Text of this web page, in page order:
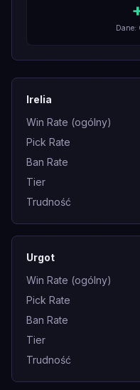
Dane:
Irelia
Win Rate (ogólny)
Pick Rate
Ban Rate
Tier
Trudność
Urgot
Win Rate (ogólny)
Pick Rate
Ban Rate
Tier
Trudność